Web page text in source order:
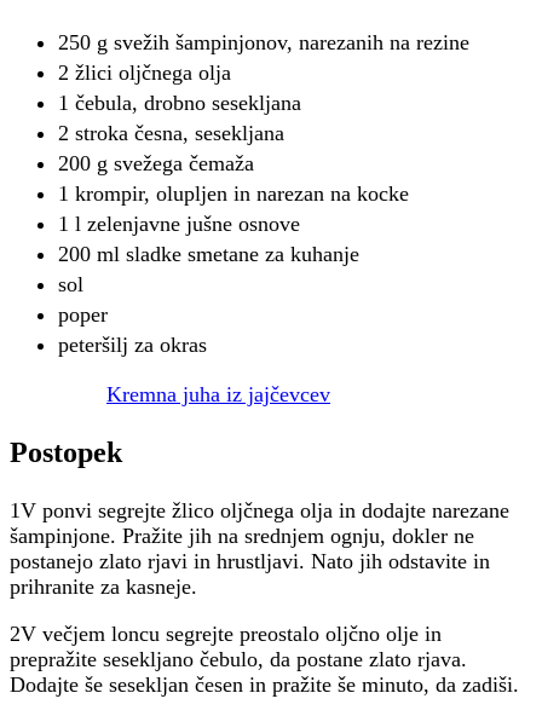
250 g svežih šampinjonov, narezanih na rezine
2 žlici oljčnega olja
1 čebula, drobno sesekljana
2 stroka česna, sesekljana
200 g svežega čemaža
1 krompir, olupljen in narezan na kocke
1 l zelenjavne jušne osnove
200 ml sladke smetane za kuhanje
sol
poper
peteršilj za okras
Kremna juha iz jajčevcev
Postopek
1V ponvi segrejte žlico oljčnega olja in dodajte narezane
šampinjone. Pražite jih na srednjem ognju, dokler ne
postanejo zlato rjavi in hrustljavi. Nato jih odstavite in
prihranite za kasneje.
2V večjem loncu segrejte preostalo oljčno olje in
prepražite sesekljano čebulo, da postane zlato rjava.
Dodajte še sesekljan česen in pražite še minuto, da zadiši.